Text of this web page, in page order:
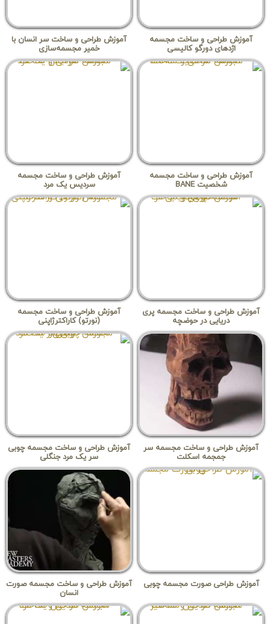
آموزش طراحی و ساخت مجسمه
اژدهای دورگو کالیسی
آموزش طراحی و ساخت سر انسان با
خمیر مجسمه‌سازی
آموزش طراحی و ساخت مجسمه
شخصیت BANE
آموزش طراحی و ساخت مجسمه
سردیس یک مرد
آموزش طراحی و ساخت مجسمه پری
دریایی در حوضچه
آموزش طراحی و ساخت مجسمه
(نورتو) کاراکترژاپنی
آموزش طراحی و ساخت مجسمه سر
جمجمه اسکلت
آموزش طراحی و ساخت مجسمه چوبی
سر یک مرد جنگلی
آموزش طراحی صورت مجسمه چوبی
آموزش طراحی و ساخت مجسمه صورت
انسان